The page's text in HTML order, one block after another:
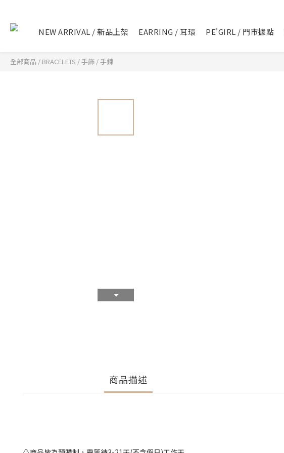
NEW ARRIVAL / 新品上架 EARRING / 耳環 PE'GIRL / 門市據點
全部商品 / BRACELETS / 手飾 /手鍊
商品描述